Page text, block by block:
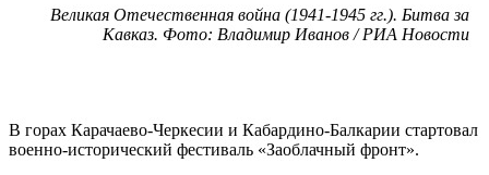
Великая Отечественная война (1941-1945 гг.). Битва за
Кавказ. Фото: Владимир Иванов / РИА Новости
В горах Карачаево-Черкесии и Кабардино-Балкарии стартовал
военно-исторический фестиваль «Заоблачный фронт».